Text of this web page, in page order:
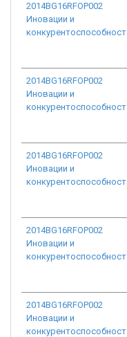
2014BG16RFOP002
Иновации и
конкурентоспособност
2014BG16RFOP002
Иновации и
конкурентоспособност
2014BG16RFOP002
Иновации и
конкурентоспособност
2014BG16RFOP002
Иновации и
конкурентоспособност
2014BG16RFOP002
Иновации и
конкурентоспособност